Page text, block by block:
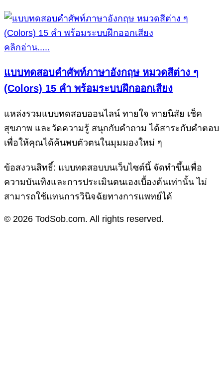
คลิกอ่าน.....
แบบทดสอบคำศัพท์ภาษาอังกฤษ หมวดสีต่าง ๆ
(Colors) 15 คำ พร้อมระบบฝึกออกเสียง
แหล่งรวมแบบทดสอบออนไลน์ ทายใจ ทายนิสัย เช็ค
สุขภาพ และวัดความรู้ สนุกกับคำถาม ได้สาระกับคำตอบ
เพื่อให้คุณได้ค้นพบตัวตนในมุมมองใหม่ ๆ
ข้อสงวนสิทธิ์: แบบทดสอบบนเว็บไซต์นี้ จัดทำขึ้นเพื่อ
ความบันเทิงและการประเมินตนเองเบื้องต้นเท่านั้น ไม่
สามารถใช้แทนการวินิจฉัยทางการแพทย์ได้
© 2026 TodSob.com. All rights reserved.